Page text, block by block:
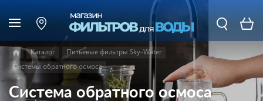
Каталог
Питьевые фильтры Sky-Water
Системы обратного осмоса
Система обратного осмоса